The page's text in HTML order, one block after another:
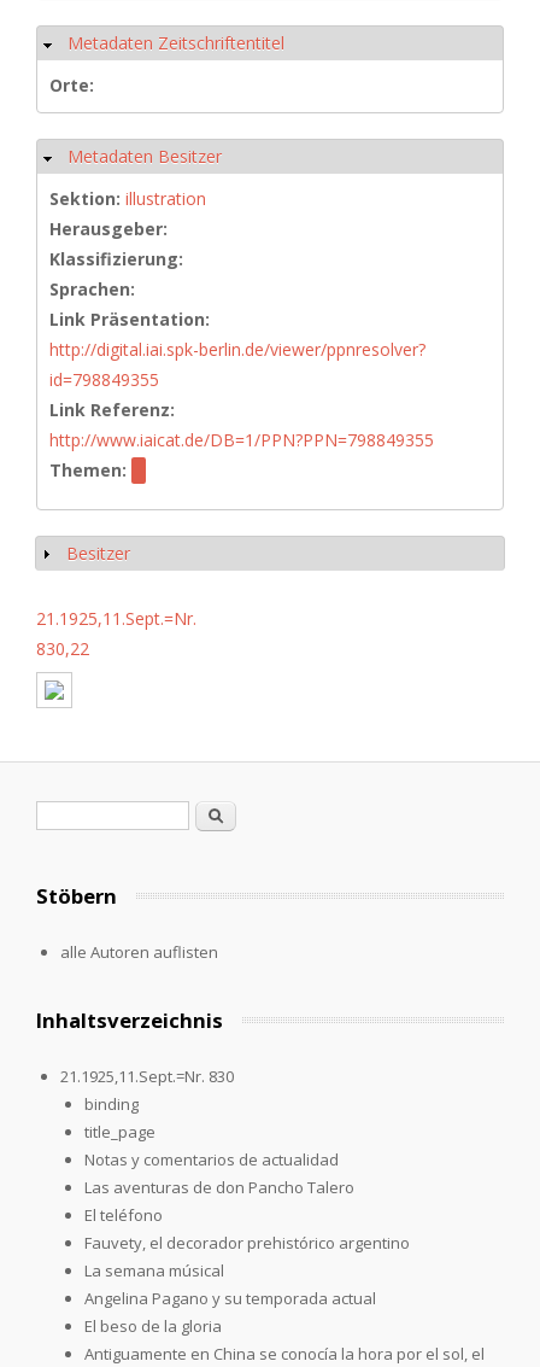
Hide
Metadaten Zeitschriftentitel
Orte:
Hide
Metadaten Besitzer
Sektion: illustration
Herausgeber:
Klassifizierung:
Sprachen:
Link Präsentation:
http://digital.iai.spk-berlin.de/viewer/ppnresolver?
id=798849355
Link Referenz:
http://www.iaicat.de/DB=1/PPN?PPN=798849355
Themen:
Show
Besitzer
21.1925,11.Sept.=Nr.
830,22
Search
Stöbern
alle Autoren auflisten
Inhaltsverzeichnis
21.1925,11.Sept.=Nr. 830
binding
title_page
Notas y comentarios de actualidad
Las aventuras de don Pancho Talero
El teléfono
Fauvety, el decorador prehistórico argentino
La semana músical
Angelina Pagano y su temporada actual
El beso de la gloria
Antiguamente en China se conocía la hora por el sol, el